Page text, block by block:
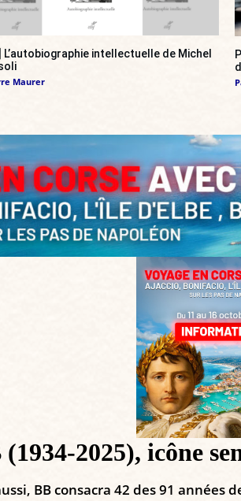
L’autobiographie intellectuelle de Michel
Maurer
2025), icône
BB consacra 42 des 91 années